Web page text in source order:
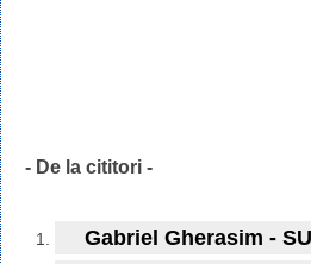
- De la cititori -
Gabriel Gherasim -